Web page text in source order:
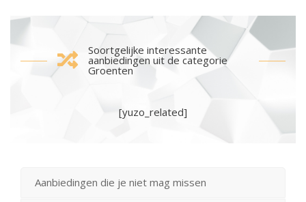
Soortgelijke interessante
aanbiedingen uit de categorie
Groenten
[yuzo_related]
Aanbiedingen die je niet mag missen